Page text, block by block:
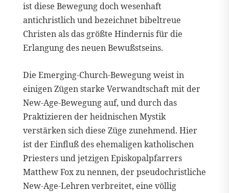
ist diese Bewegung doch wesenhaft
antichristlich und bezeichnet bibeltreue
Christen als das größte Hindernis für die
Erlangung des neuen Bewußstseins.
Die Emerging-Church-Bewegung weist in
einigen Zügen starke Verwandtschaft mit der
New-Age-Bewegung auf, und durch das
Praktizieren der heidnischen Mystik
verstärken sich diese Züge zunehmend. Hier
ist der Einfluß des ehemaligen katholischen
Priesters und jetzigen Episkopalpfarrers
Matthew Fox zu nennen, der pseudochristliche
New-Age-Lehren verbreitet, eine völlig